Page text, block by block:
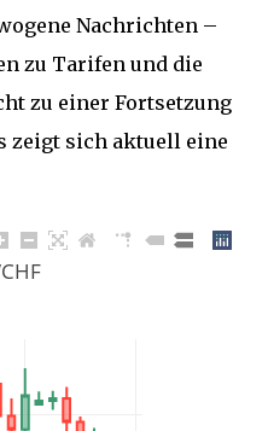
Nachrichten –
zu Tarifen und die
zu einer Fortsetzung
zeigt sich aktuell eine